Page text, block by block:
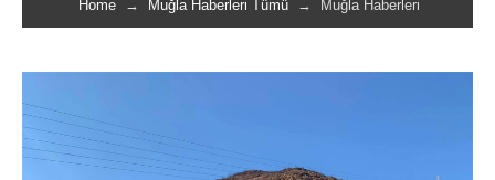
Home → Muğla Haberleri Tümü → Muğla Haberleri